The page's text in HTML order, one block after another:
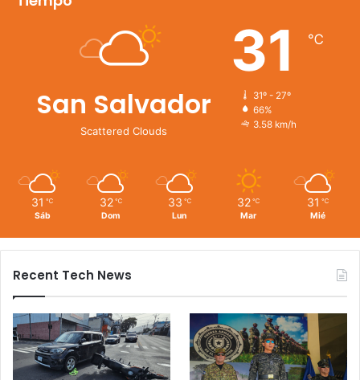
San Salvador
Scattered Clouds
31 ℃
31º - 27º
66%
3.58 km/h
31 ℃
Sáb
32 ℃
Dom
33 ℃
Lun
32 ℃
Mar
31 ℃
Mié
Recent Tech News